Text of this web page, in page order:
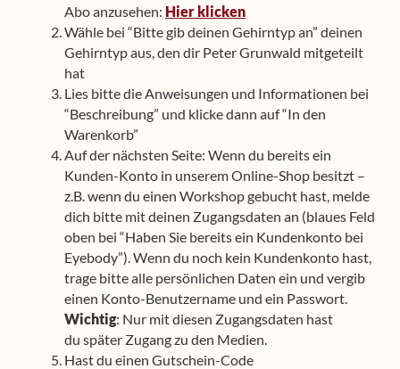
Frequently Asked Questions
Contact
Media
Abo anzusehen: Hier klicken
Wähle bei “Bitte gib deinen Gehirntyp an” deinen
Gehirntyp aus, den dir Peter Grunwald mitgeteilt
hat
Lies bitte die Anweisungen und Informationen bei
“Beschreibung” und klicke dann auf “In den
Warenkorb”
Auf der nächsten Seite: Wenn du bereits ein
Kunden-Konto in unserem Online-Shop besitzt –
z.B. wenn du einen Workshop gebucht hast, melde
dich bitte mit deinen Zugangsdaten an (blaues Feld
oben bei “Haben Sie bereits ein Kundenkonto bei
Eyebody”). Wenn du noch kein Kundenkonto hast,
trage bitte alle persönlichen Daten ein und vergib
einen Konto-Benutzername und ein Passwort.
Wichtig: Nur mit diesen Zugangsdaten hast
du später Zugang zu den Medien.
Hast du einen Gutschein-Code